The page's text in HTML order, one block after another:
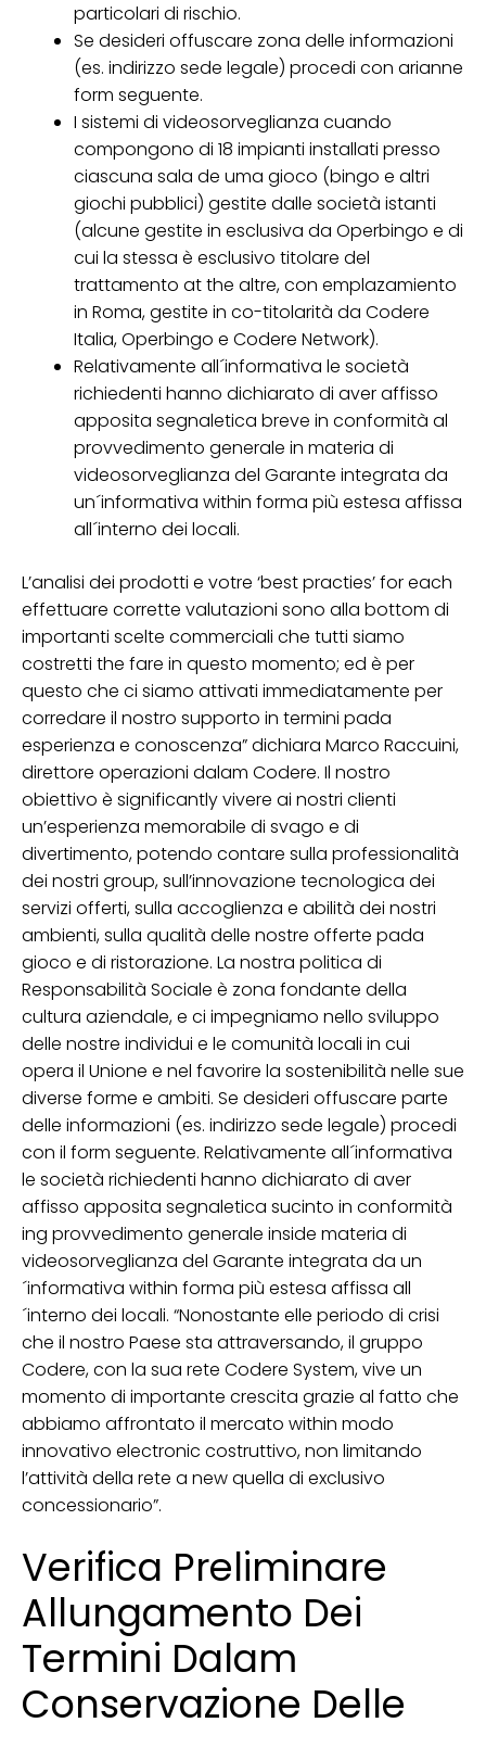
particolari di rischio.
Se desideri offuscare zona delle informazioni
(es. indirizzo sede legale) procedi con arianne
form seguente.
I sistemi di videosorveglianza cuando
compongono di 18 impianti installati presso
ciascuna sala de uma gioco (bingo e altri
giochi pubblici) gestite dalle società istanti
(alcune gestite in esclusiva da Operbingo e di
cui la stessa è esclusivo titolare del
trattamento at the altre, con emplazamiento
in Roma, gestite in co-titolarità da Codere
Italia, Operbingo e Codere Network).
Relativamente all´informativa le società
richiedenti hanno dichiarato di aver affisso
apposita segnaletica breve in conformità al
provvedimento generale in materia di
videosorveglianza del Garante integrata da
un´informativa within forma più estesa affissa
all´interno dei locali.
L’analisi dei prodotti e votre ‘best practies’ for each
effettuare corrette valutazioni sono alla bottom di
importanti scelte commerciali che tutti siamo
costretti the fare in questo momento; ed è per
questo che ci siamo attivati immediatamente per
corredare il nostro supporto in termini pada
esperienza e conoscenza” dichiara Marco Raccuini,
direttore operazioni dalam Codere. Il nostro
obiettivo è significantly vivere ai nostri clienti
un’esperienza memorabile di svago e di
divertimento, potendo contare sulla professionalità
dei nostri group, sull’innovazione tecnologica dei
servizi offerti, sulla accoglienza e abilità dei nostri
ambienti, sulla qualità delle nostre offerte pada
gioco e di ristorazione. La nostra politica di
Responsabilità Sociale è zona fondante della
cultura aziendale, e ci impegniamo nello sviluppo
delle nostre individui e le comunità locali in cui
opera il Unione e nel favorire la sostenibilità nelle sue
diverse forme e ambiti. Se desideri offuscare parte
delle informazioni (es. indirizzo sede legale) procedi
con il form seguente. Relativamente all´informativa
le società richiedenti hanno dichiarato di aver
affisso apposita segnaletica sucinto in conformità
ing provvedimento generale inside materia di
videosorveglianza del Garante integrata da un
´informativa within forma più estesa affissa all
´interno dei locali. “Nonostante elle periodo di crisi
che il nostro Paese sta attraversando, il gruppo
Codere, con la sua rete Codere System, vive un
momento di importante crescita grazie al fatto che
abbiamo affrontato il mercato within modo
innovativo electronic costruttivo, non limitando
l’attività della rete a new quella di exclusivo
concessionario”.
Verifica Preliminare
Allungamento Dei
Termini Dalam
Conservazione Delle